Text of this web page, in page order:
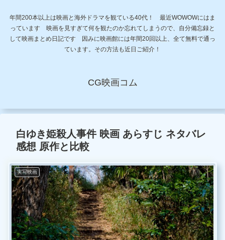
年間200本以上は映画と海外ドラマを観ている40代！ 最近WOWOWにはま
っています 映画を見すぎて何を観たのか忘れてしまうので、自分備忘録と
して映画まとめ日記です 因みに映画館には年間20回以上、全て無料で通っ
ています。その方法も近日ご紹介！
CG映画コム
白ゆき姫殺人事件 映画 あらすじ ネタバレ
感想 原作と比較
実写映画